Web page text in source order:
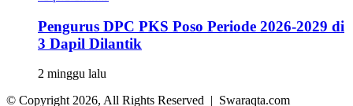
Pengurus DPC PKS Poso Periode 2026-2029 di
3 Dapil Dilantik
2 minggu lalu
© Copyright 2026, All Rights Reserved | Swaraqta.com